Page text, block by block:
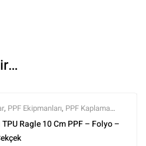
, PPF Ekipmanları, PPF Kaplama
Ürünler
TPU Ragle 10 Cm PPF – Folyo –